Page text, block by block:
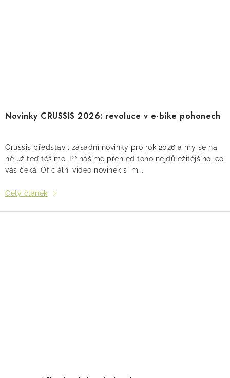
Novinky CRUSSIS 2026: revoluce v e-bike pohonech
Crussis představil zásadní novinky pro rok 2026 a my se na
ně už teď těšíme. Přinášíme přehled toho nejdůležitějšího, co
vás čeká. Oficiální video novinek si m...
Celý článek